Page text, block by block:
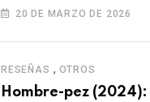
ser humano
20 DE MARZO DE 2026
RESEÑAS , OTROS
Hombre-pez (2024):